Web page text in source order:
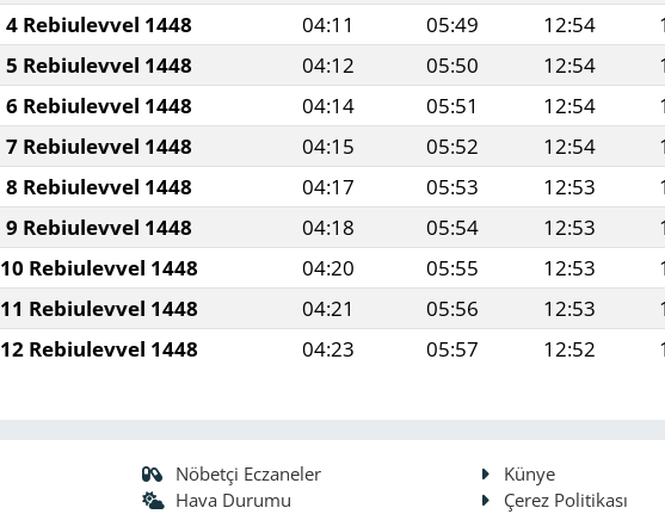
4 Rebiulevvel 1448 04:11 05:49 12:54
5 Rebiulevvel 1448 04:12 05:50 12:54
6 Rebiulevvel 1448 04:14 05:51 12:54
7 Rebiulevvel 1448 04:15 05:52 12:54
8 Rebiulevvel 1448 04:17 05:53 12:53
9 Rebiulevvel 1448 04:18 05:54 12:53
10 Rebiulevvel 1448 04:20 05:55 12:53
11 Rebiulevvel 1448 04:21 05:56 12:53
12 Rebiulevvel 1448 04:23 05:57 12:52
Nöbetçi Eczaneler
Hava Durumu
Künye
Çerez Politikası